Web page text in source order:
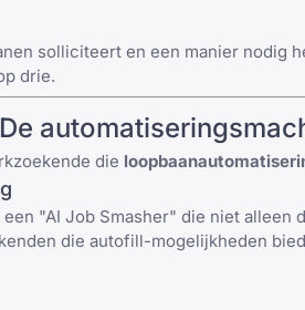
solliciteert en een manier nodig
drie.
die
"AI Job Smasher" die niet
die autofill-mogelijkheden